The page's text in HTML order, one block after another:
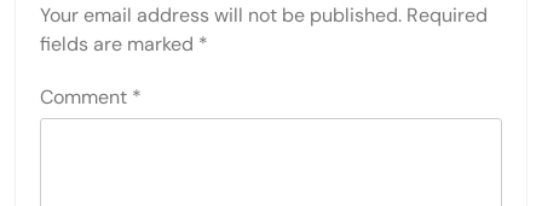
Your email address will not be published. Required
fields are marked *
Comment *